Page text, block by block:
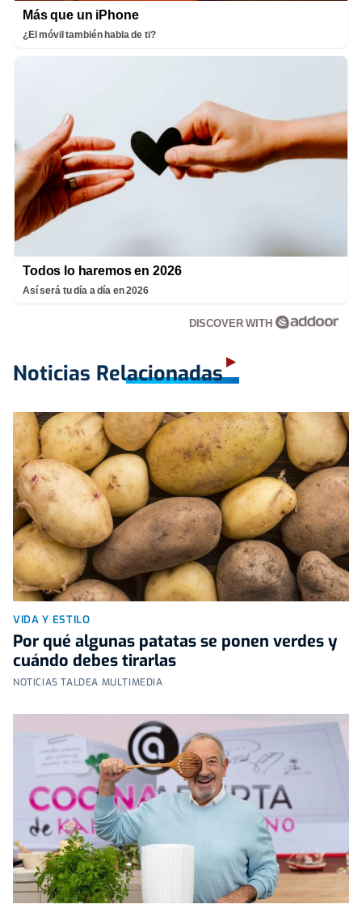
Más que un iPhone
¿El móvil también habla de ti?
Todos lo haremos en 2026
Así será tu día a día en 2026
DISCOVER WITH
Noticias Relacionadas
VIDA Y ESTILO
Por qué algunas patatas se ponen verdes y
cuándo debes tirarlas
NOTICIAS TALDEA MULTIMEDIA